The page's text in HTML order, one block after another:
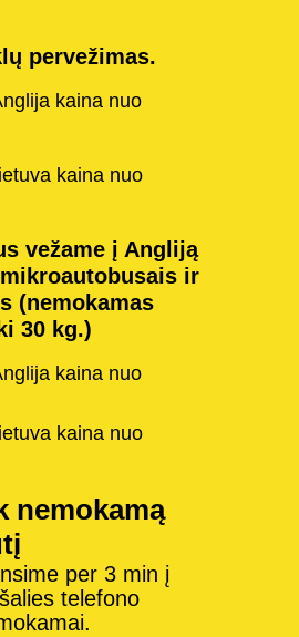
pervežimas.
kaina nuo
kaina nuo
vežame į Angliją
ir
(nemokamas
30 kg.)
kaina nuo
kaina nuo
nemokamą
per 3 min į
telefono